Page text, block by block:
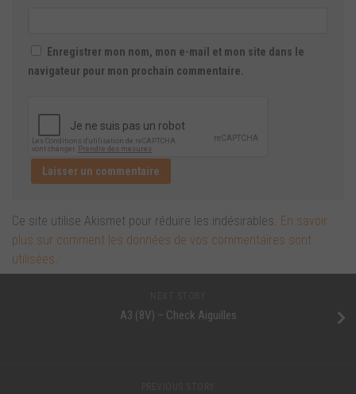
Enregistrer mon nom, mon e-mail et mon site dans le
navigateur pour mon prochain commentaire.
Ce site utilise Akismet pour réduire les indésirables. En savoir
plus sur comment les données de vos commentaires sont
utilisées
A3 (8V) – Check Aiguilles